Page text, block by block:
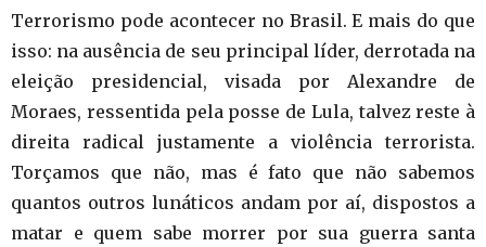
Terrorismo pode acontecer no Brasil. E mais do que
isso: na ausência de seu principal líder, derrotada na
eleição presidencial, visada por Alexandre de
Moraes, ressentida pela posse de Lula, talvez reste à
direita radical justamente a violência terrorista.
Torçamos que não, mas é fato que não sabemos
quantos outros lunáticos andam por aí, dispostos a
matar e quem sabe morrer por sua guerra santa